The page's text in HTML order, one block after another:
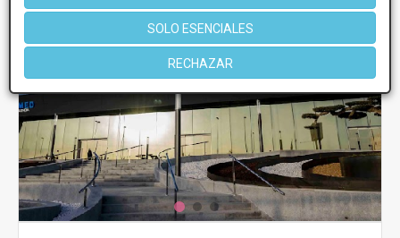
SOLO ESENCIALES
RECHAZAR